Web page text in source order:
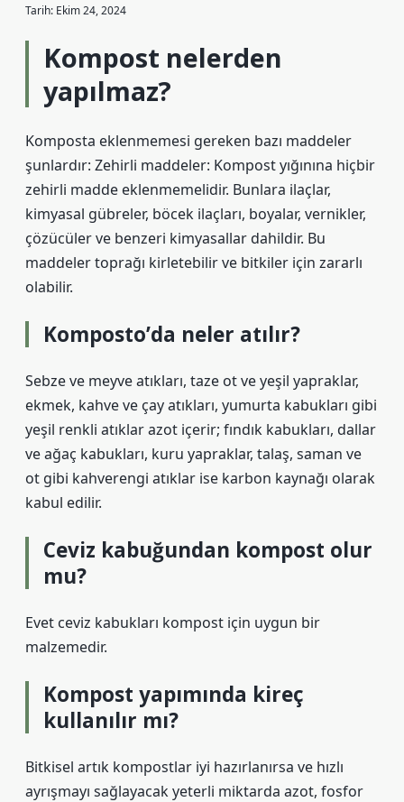
Tarih: Ekim 24, 2024
Kompost nelerden
yapılmaz?
Komposta eklenmemesi gereken bazı maddeler
şunlardır: Zehirli maddeler: Kompost yığınına hiçbir
zehirli madde eklenmemelidir. Bunlara ilaçlar,
kimyasal gübreler, böcek ilaçları, boyalar, vernikler,
çözücüler ve benzeri kimyasallar dahildir. Bu
maddeler toprağı kirletebilir ve bitkiler için zararlı
olabilir.
Komposto’da neler atılır?
Sebze ve meyve atıkları, taze ot ve yeşil yapraklar,
ekmek, kahve ve çay atıkları, yumurta kabukları gibi
yeşil renkli atıklar azot içerir; fındık kabukları, dallar
ve ağaç kabukları, kuru yapraklar, talaş, saman ve
ot gibi kahverengi atıklar ise karbon kaynağı olarak
kabul edilir.
Ceviz kabuğundan kompost olur
mu?
Evet ceviz kabukları kompost için uygun bir
malzemedir.
Kompost yapımında kireç
kullanılır mı?
Bitkisel artık kompostlar iyi hazırlanırsa ve hızlı
ayrışmayı sağlayacak yeterli miktarda azot, fosfor